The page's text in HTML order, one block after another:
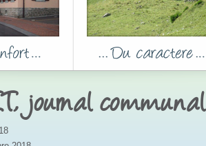
journal communal